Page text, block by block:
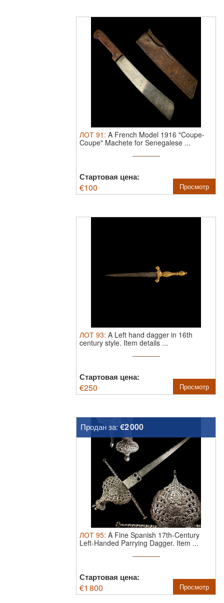
ЛОТ 91 : A French Model 1916 "Coupe-
Coupe" Machete for Senegalese ...
Стартовая цена:
€100 Просмотр
ЛОТ 93: A Left hand dagger in 16th
century style. Item details ...
Стартовая цена:
€250 Просмотр
Продан за:€2 000
ЛОТ 95: A Fine Spanish 17th-Century
Left-Handed Parrying Dagger. Item ...
Стартовая цена:
€1 800 Просмотр